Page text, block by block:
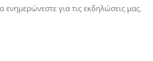
για τις εκδηλώσεις μας.